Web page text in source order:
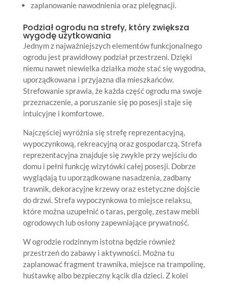
zaplanowanie nawodnienia oraz pielęgnacji.
Podział ogrodu na strefy, który zwiększa
wygodę użytkowania
Jednym z najważniejszych elementów funkcjonalnego
ogrodu jest prawidłowy podział przestrzeni. Dzięki
niemu nawet niewielka działka może stać się wygodna,
uporządkowana i przyjazna dla mieszkańców.
Strefowanie sprawia, że każda część ogrodu ma swoje
przeznaczenie, a poruszanie się po posesji staje się
intuicyjne i komfortowe.
Najczęściej wyróżnia się strefę reprezentacyjną,
wypoczynkową, rekreacyjną oraz gospodarczą. Strefa
reprezentacyjna znajduje się zwykle przy wejściu do
domu i pełni funkcję wizytówki całej posesji. Dobrze
wyglądają tu uporządkowane nasadzenia, zadbany
trawnik, dekoracyjne krzewy oraz estetyczne dojście
do drzwi. Strefa wypoczynkowa to miejsce relaksu,
które można uzupełnić o taras, pergolę, zestaw mebli
ogrodowych lub osłony zapewniające prywatność.
W ogrodzie rodzinnym istotna będzie również
przestrzeń do zabawy i aktywności. Można tu
zaplanować fragment trawnika, miejsce na trampolinę,
huśtawkę albo bezpieczny kącik dla dzieci. Z kolei